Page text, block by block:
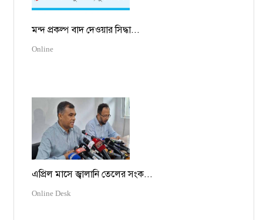
মন্দ প্রকল্প বাদ দেওয়ার সিদ্ধা...
Online
এপ্রিল মাসে জ্বালানি তেলের সংক...
Online Desk